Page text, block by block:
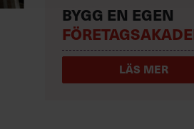
BYGG EN EGEN
LÄS MER